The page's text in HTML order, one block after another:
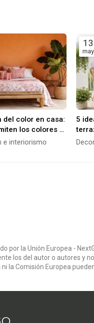
del color en casa:
los colores y
en cada
e interiorismo
13
may
5
por la Unión Europea -
los del autor o autores y
ni la Comisión Europea